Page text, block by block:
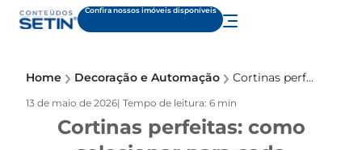
Confira nossos imóveis disponíveis
Home Decoração e Automação Cortinas perfeitas: como selecionar para cada ambiente
13 de maio de 2026| Tempo de leitura: 6 min
Cortinas perfeitas: como